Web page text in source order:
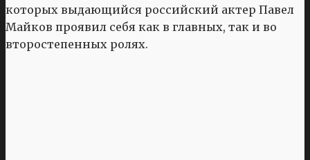
которых выдающийся российский актер Павел
Майков проявил себя как в главных, так и во
второстепенных ролях.